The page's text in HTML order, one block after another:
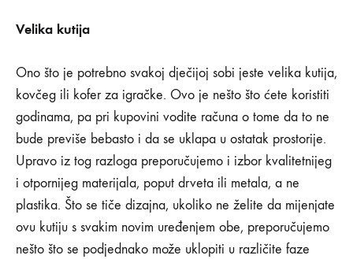
Velika kutija
Ono što je potrebno svakoj dječijoj sobi jeste velika kutija,
kovčeg ili kofer za igračke. Ovo je nešto što ćete koristiti
godinama, pa pri kupovini vodite računa o tome da to ne
bude previše bebasto i da se uklapa u ostatak prostorije.
Upravo iz tog razloga preporučujemo i izbor kvalitetnijeg
i otpornijeg materijala, poput drveta ili metala, a ne
plastika. Što se tiče dizajna, ukoliko ne želite da mijenjate
ovu kutiju s svakim novim uređenjem obe, preporučujemo
nešto što se podjednako može uklopiti u različite faze